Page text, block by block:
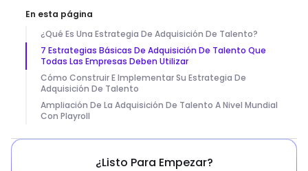
En esta página
¿Qué Es Una Estrategia De Adquisición De Talento?
7 Estrategias Básicas De Adquisición De Talento Que
Todas Las Empresas Deben Utilizar
Cómo Construir E Implementar Su Estrategia De
Adquisición De Talento
Ampliación De La Adquisición De Talento A Nivel Mundial
Con Playroll
¿Listo Para Empezar?